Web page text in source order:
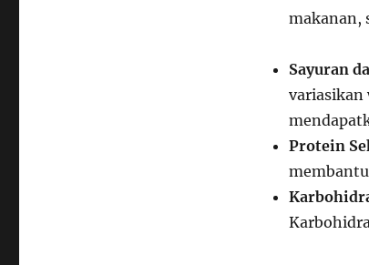
makanan,
Sayuran
variasikan
Protein